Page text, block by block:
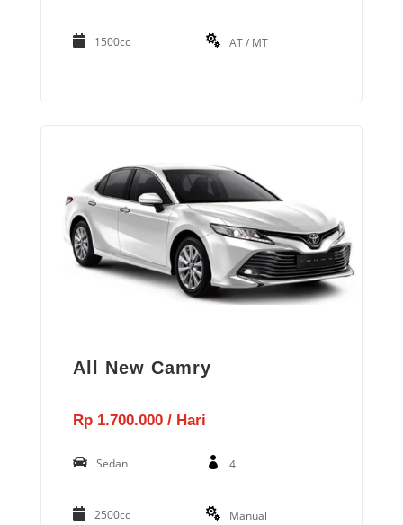
1500cc AT / MT
All New Camry
Rp 1.700.000 / Hari
Sedan 4
2500cc Manual